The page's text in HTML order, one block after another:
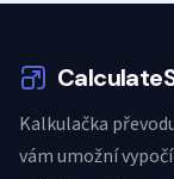
Kalkulačka
vám umožní